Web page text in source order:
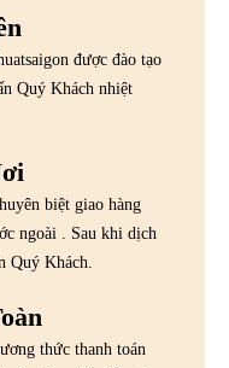
được đào tạo
Quý Khách nhiệt
biệt giao hàng
ngoài . Sau khi dịch
Quý Khách.
thức thanh toán